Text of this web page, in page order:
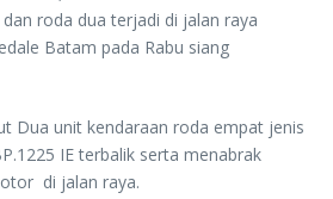
roda dua terjadi di jalan raya
Batam pada Rabu siang
Dua unit kendaraan roda empat jenis
IE terbalik serta menabrak
di jalan raya.